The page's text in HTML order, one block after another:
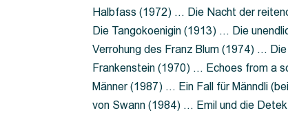
Halbfass (1972) … Die Nacht der
Die Tangokoenigin (1913) … Die
Verrohung des Franz Blum (1974) …
Frankenstein (1970) … Echoes from a
Männer (1987) … Ein Fall für Männdli
von Swann (1984) … Emil und die